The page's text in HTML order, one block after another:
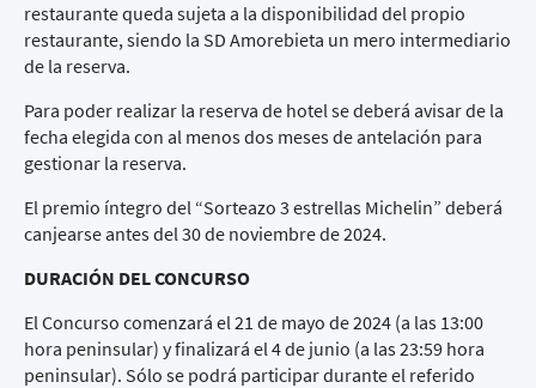
restaurante queda sujeta a la disponibilidad del propio
restaurante, siendo la SD Amorebieta un mero intermediario
de la reserva.
Para poder realizar la reserva de hotel se deberá avisar de la
fecha elegida con al menos dos meses de antelación para
gestionar la reserva.
El premio íntegro del “Sorteazo 3 estrellas Michelin” deberá
canjearse antes del 30 de noviembre de 2024.
DURACIÓN DEL CONCURSO
El Concurso comenzará el 21 de mayo de 2024 (a las 13:00
hora peninsular) y finalizará el 4 de junio (a las 23:59 hora
peninsular). Sólo se podrá participar durante el referido